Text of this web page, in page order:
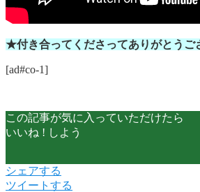
★付き合ってくださってありがとうご
[ad#co-1]
この記事が気に入っていただけたら
いいね ! しよう
シェアする
ツイートする